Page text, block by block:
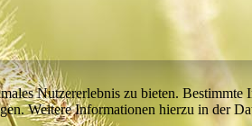
Nutzererlebnis zu bieten.
Weitere Informationen hierzu in der